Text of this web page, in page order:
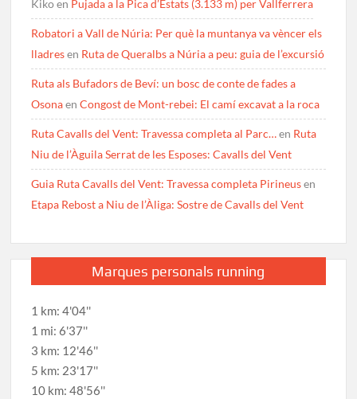
Kikoen Pujada a la Pica d’Estats (3.133 m) per Vallferrera
Robatori a Vall de Núria: Per què la muntanya va vèncer els
lladresen Ruta de Queralbs a Núria a peu: guia de l’excursió
Ruta als Bufadors de Beví: un bosc de conte de fades a
OsonaenCongost de Mont-rebei: El camí excavat a la roca
Ruta Cavalls del Vent: Travessa completa al Parc…en Ruta
Niu de l’Àguila Serrat de les Esposes: Cavalls del Vent
Guia Ruta Cavalls del Vent: Travessa completa Pirineusen
Etapa Rebost a Niu de l’Àliga: Sostre de Cavalls del Vent
Marques personals running
1 km: 4'04''
1 mi: 6'37''
3 km: 12'46''
5 km: 23'17''
10 km: 48'56''